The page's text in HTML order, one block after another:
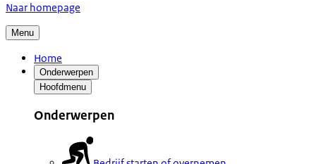
Naar homepage
Menu
Home
Onderwerpen
Hoofdmenu
Onderwerpen